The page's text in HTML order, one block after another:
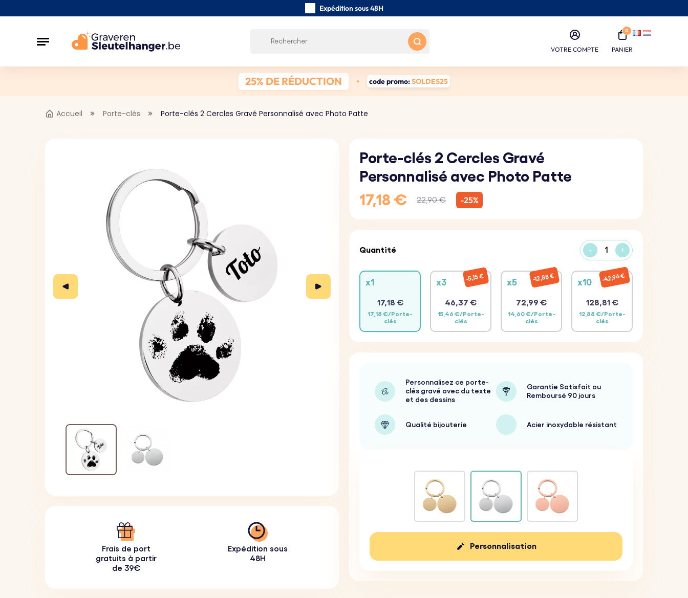
Expédition sous 48H
VOTRE COMPTE
0
PANIER
25% DE RÉDUCTION code promo:SOLDES25
Accueil Porte-clés Porte-clés 2 Cercles Gravé Personnalisé avec Photo Patte
Frais de port
gratuits à partir
de 39€
Expédition sous
48H
Porte-clés 2 Cercles Gravé
Personnalisé avec Photo Patte
17,18 €
22,90 € -25%
Quantité - +
x1
17,18 €
17,18 €/Porte-
clés
x3
46,37 €
15,46 €/Porte-
clés
5,15 €
x5
72,99 €
14,60 €/Porte-
clés
12,88 € x10
128,81 €
12,88 €/Porte-
clés
42,94 €
Personnalisez ce porte-
clés gravé avec du texte
et des dessins
Garantie Satisfait ou
Remboursé 90 jours
Qualité bijouterie Acier inoxydable résistant
Personnalisation